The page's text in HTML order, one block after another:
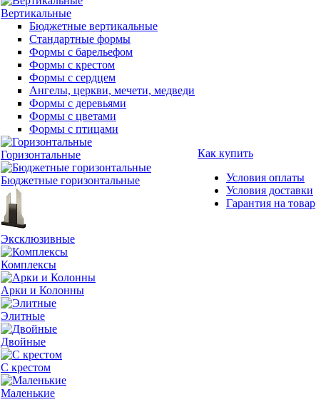
Вертикальные
Бюджетные вертикальные
Стандартные формы
Формы с барельефом
Формы с крестом
Формы с сердцем
Ангелы, церкви, мечети, медведи
Формы с деревьями
Формы с цветами
Формы с птицами
Горизонтальные
Бюджетные горизонтальные
Эксклюзивные
Комплексы
Арки и Колонны
Элитные
Двойные
С крестом
Маленькие
Как купить
Условия оплаты
Условия доставки
Гарантия на товар